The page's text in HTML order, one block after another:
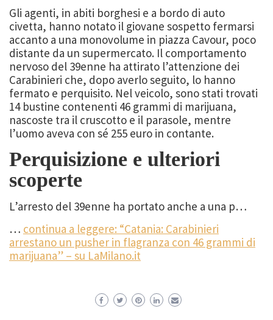
Gli agenti, in abiti borghesi e a bordo di auto
civetta, hanno notato il giovane sospetto fermarsi
accanto a una monovolume in piazza Cavour, poco
distante da un supermercato. Il comportamento
nervoso del 39enne ha attirato l’attenzione dei
Carabinieri che, dopo averlo seguito, lo hanno
fermato e perquisito. Nel veicolo, sono stati trovati
14 bustine contenenti 46 grammi di marijuana,
nascoste tra il cruscotto e il parasole, mentre
l’uomo aveva con sé 255 euro in contante.
Perquisizione e ulteriori
scoperte
L’arresto del 39enne ha portato anche a una p…
… continua a leggere: “Catania: Carabinieri
arrestano un pusher in flagranza con 46 grammi di
marijuana” – su LaMilano.it